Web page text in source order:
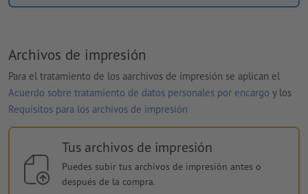
Archivos de impresión
Para el tratamiento de los aarchivos de impresión se aplican el
Acuerdo sobre tratamiento de datos personales por encargo y los
Requisitos para los archivos de impresión
Tus archivos de impresión
Puedes subir tus archivos de impresión antes o
después de la compra.